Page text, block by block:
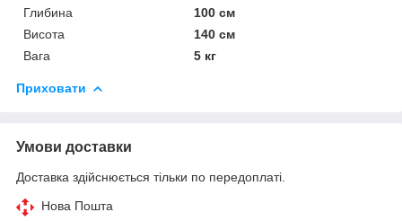
Глибина
100 см
Висота
140 см
Вага
5 кг
Приховати
Умови доставки
Доставка здійснюється тільки по передоплаті.
Нова Пошта